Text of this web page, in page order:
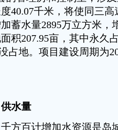
40.07千米，将使同三
蓄水量2895万立方米，
积207.95亩，其中永久
占地。项目建设周期为
水量
百计增加水资源是岛